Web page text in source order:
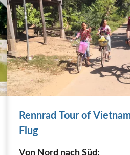
Rennrad Tour of
Flug
Von Nord nach Süd: